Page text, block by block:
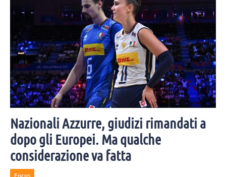
Nazionali Azzurre, giudizi rimandati a
dopo gli Europei. Ma qualche
considerazione va fatta